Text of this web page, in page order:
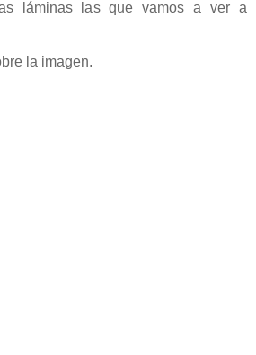
láminas las que vamos a ver a
la imagen.